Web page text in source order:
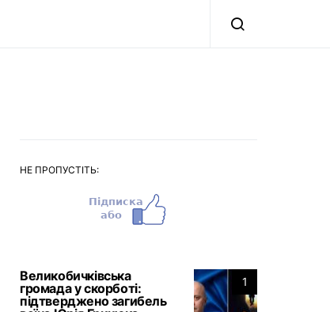
НЕ ПРОПУСТІТЬ:
1
Великобичківська
громада у скорботі:
підтверджено загибель